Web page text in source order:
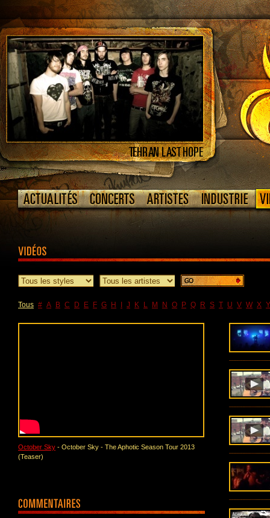
Tous # A B C D E F G H J K L M N O P Q R S T U V W X Y
October Sky - October Sky - The Aphotic Season Tour 2013
(Teaser)